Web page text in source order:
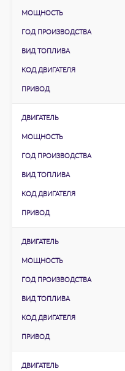
МОЩНОСТЬ
ГОД ПРОИЗВОДСТВА
ВИД ТОПЛИВА
КОД ДВИГАТЕЛЯ
ПРИВОД
ДВИГАТЕЛЬ
МОЩНОСТЬ
ГОД ПРОИЗВОДСТВА
ВИД ТОПЛИВА
КОД ДВИГАТЕЛЯ
ПРИВОД
ДВИГАТЕЛЬ
МОЩНОСТЬ
ГОД ПРОИЗВОДСТВА
ВИД ТОПЛИВА
КОД ДВИГАТЕЛЯ
ПРИВОД
ДВИГАТЕЛЬ